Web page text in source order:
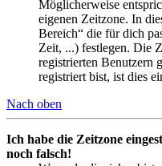
Möglicherweise
eigenen Zeitzone. In
Bereich“ die für dich
Zeit, ...) festlegen. Die
registrierten Benutzern
registriert bist, ist dies
Nach oben
Ich habe die Zeitzone
noch falsch!